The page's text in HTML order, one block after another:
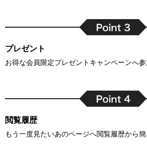
プレゼント
お得な会員限定プレゼントキャンペーンへ参
閲覧履歴
もう一度見たいあのページへ閲覧履歴から簡